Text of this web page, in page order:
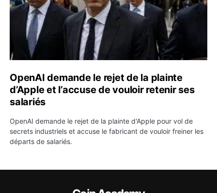
OpenAI demande le rejet de la plainte
d’Apple et l’accuse de vouloir retenir ses
salariés
OpenAI demande le rejet de la plainte d'Apple pour vol de
secrets industriels et accuse le fabricant de vouloir freiner les
départs de salariés.